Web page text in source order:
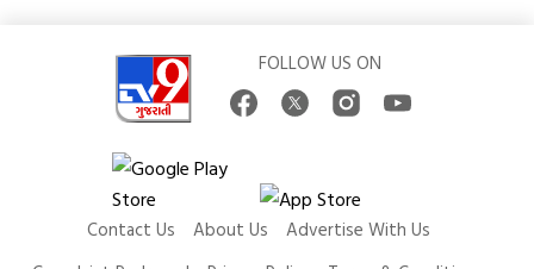
FOLLOW US ON
Contact Us About Us
Advertise With Us